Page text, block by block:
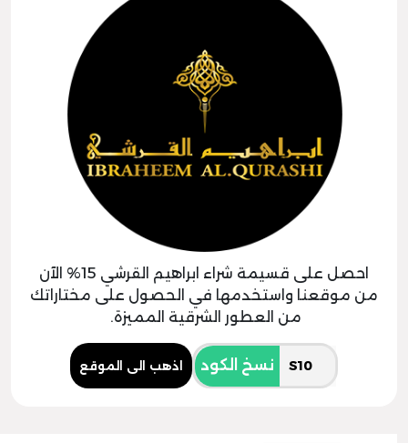
احصل على قسيمة شراء ابراهيم القرشي 15% الآن
من موقعنا واستخدمها في الحصول على مختاراتك
من العطور الشرقية المميزة.
نسخ الكود اذهب الى الموقع